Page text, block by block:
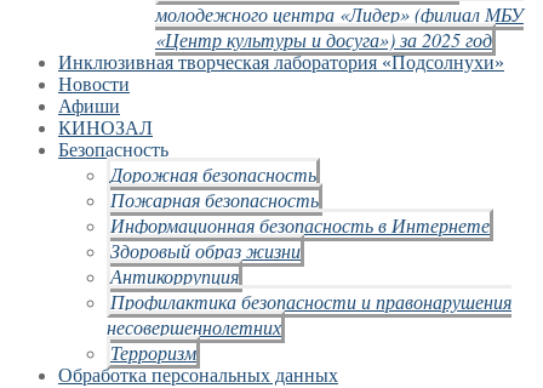
молодежного центра «Лидер» (филиал МБУ
«Центр культуры и досуга») за 2025 год
Инклюзивная творческая лаборатория «Подсолнухи»
Новости
Афиши
КИНОЗАЛ
Безопасность
Дорожная безопасность
Пожарная безопасность
Информационная безопасность в Интернете
Здоровый образ жизни
Антикоррупция
Профилактика безопасности и правонарушения
несовершеннолетних
Терроризм
Обработка персональных данных